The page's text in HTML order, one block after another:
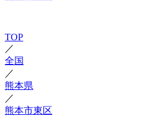
TOP
／
全国
／
熊本県
／
熊本市東区